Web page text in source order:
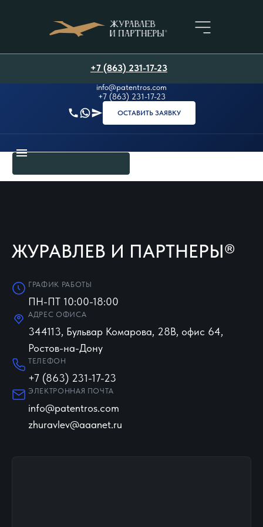
info@patentros.com
+7 (863) 231-17-23
ОСТАВИТЬ ЗАЯВКУ
+7 (863) 231-17-23
+7 (863) 231-17-23
ЖУРАВЛЕВ И ПАРТНЕРЫ®
ГРАФИК РАБОТЫ
ПН-ПТ 10:00-18:00
АДРЕС ОФИСА
344113, Бульвар Комарова, 28В, офис 64,
Ростов-на-Дону
ТЕЛЕФОН
+7 (863) 231-17-23
ЭЛЕКТРОННАЯ ПОЧТА
info@patentros.com
zhuravlev@aaanet.ru